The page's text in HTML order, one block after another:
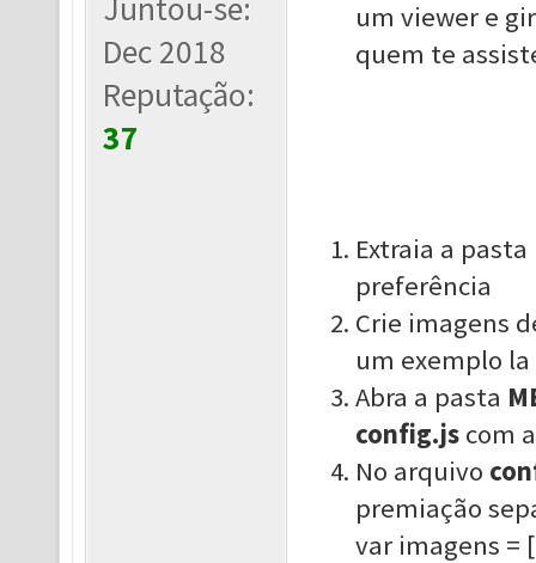
Juntou-se:
Dec 2018
Reputação:
37
um viewer e
quem te
Extraia a pasta
preferência
Crie imagens
um exemplo
Abra a pasta
config.jscom
No arquivo
premiação
var imagens =